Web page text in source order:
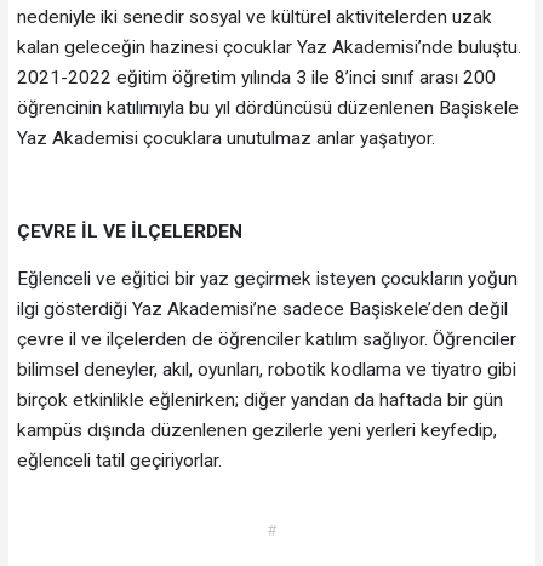
nedeniyle iki senedir sosyal ve kültürel aktivitelerden uzak
kalan geleceğin hazinesi çocuklar Yaz Akademisi’nde buluştu.
2021-2022 eğitim öğretim yılında 3 ile 8’inci sınıf arası 200
öğrencinin katılımıyla bu yıl dördüncüsü düzenlenen Başiskele
Yaz Akademisi çocuklara unutulmaz anlar yaşatıyor.
ÇEVRE İL VE İLÇELERDEN
Eğlenceli ve eğitici bir yaz geçirmek isteyen çocukların yoğun
ilgi gösterdiği Yaz Akademisi’ne sadece Başiskele’den değil
çevre il ve ilçelerden de öğrenciler katılım sağlıyor. Öğrenciler
bilimsel deneyler, akıl, oyunları, robotik kodlama ve tiyatro gibi
birçok etkinlikle eğlenirken; diğer yandan da haftada bir gün
kampüs dışında düzenlenen gezilerle yeni yerleri keyfedip,
eğlenceli tatil geçiriyorlar.
#